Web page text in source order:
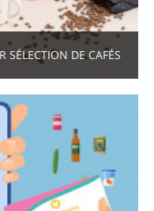
SÉLECTION DE CAFÉS